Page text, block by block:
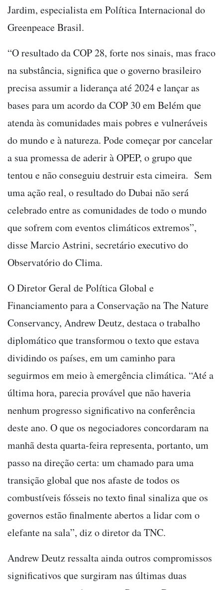
Jardim, especialista em Política Internacional do
Greenpeace Brasil.
“O resultado da COP 28, forte nos sinais, mas fraco
na substância, significa que o governo brasileiro
precisa assumir a liderança até 2024 e lançar as
bases para um acordo da COP 30 em Belém que
atenda às comunidades mais pobres e vulneráveis
do mundo e à natureza. Pode começar por cancelar
a sua promessa de aderir à OPEP, o grupo que
tentou e não conseguiu destruir esta cimeira. Sem
uma ação real, o resultado do Dubai não será
celebrado entre as comunidades de todo o mundo
que sofrem com eventos climáticos extremos”,
disse Marcio Astrini, secretário executivo do
Observatório do Clima.
O Diretor Geral de Política Global e
Financiamento para a Conservação na The Nature
Conservancy, Andrew Deutz, destaca o trabalho
diplomático que transformou o texto que estava
dividindo os países, em um caminho para
seguirmos em meio à emergência climática. “Até a
última hora, parecia provável que não haveria
nenhum progresso significativo na conferência
deste ano. O que os negociadores concordaram na
manhã desta quarta-feira representa, portanto, um
passo na direção certa: um chamado para uma
transição global que nos afaste de todos os
combustíveis fósseis no texto final sinaliza que os
governos estão finalmente abertos a lidar com o
elefante na sala”, diz o diretor da TNC.
Andrew Deutz ressalta ainda outros compromissos
significativos que surgiram nas últimas duas